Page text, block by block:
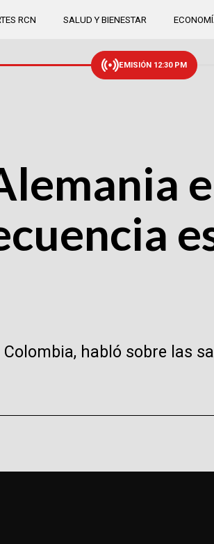
RCN SALUD Y BIENESTAR
EMISIÓN 12:30 PM
habló sobre las